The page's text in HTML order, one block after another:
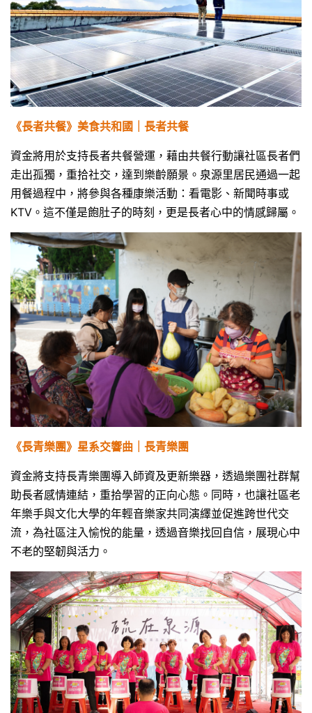
《長者共餐》 美食共和國 長者共餐
資金將用於支持長者共餐營運，藉由共餐行動讓社區長者們
走出孤獨，重拾社交，達到樂齡願景。泉源里居民通過一起
用餐過程中，將參與各種康樂活動：看電影、新聞時事或
KTV。這不僅是飽肚子的時刻，更是長者心中的情感歸屬。
《長青樂團》 星系交響曲 ｜長青樂團
資金將支持長青樂團導入師資及更新樂器，透過樂團社群幫
助長者感情連結，重拾學習的正向心態。同時，也讓社區老
年樂手與文化大學的年輕音樂家共同演繹並促進跨世代交
流，為社區注入愉悅的能量，透過音樂找回自信，展現心中
不老的堅韌與活力。